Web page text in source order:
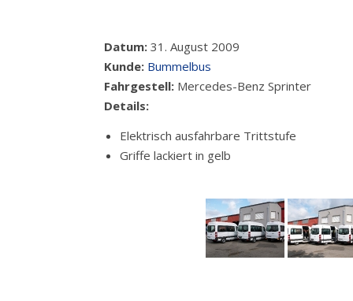
Datum: 31. August 2009
Kunde: Bummelbus
Fahrgestell: Mercedes-Benz Sprinter
Details:
Elektrisch ausfahrbare Trittstufe
Griffe lackiert in gelb